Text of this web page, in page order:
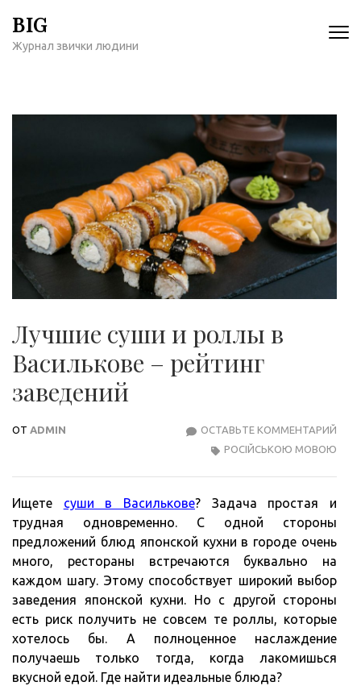
содержимому
BIG
Журнал звички людини
Лучшие суши и роллы в
Василькове – рейтинг
заведений
ОТ ADMIN ОСТАВЬТЕ КОММЕНТАРИЙ
РОСІЙСЬКОЮ МОВОЮ
Ищете суши в Василькове? Задача простая и
трудная одновременно. С одной стороны
предложений блюд японской кухни в городе очень
много, рестораны встречаются буквально на
каждом шагу. Этому способствует широкий выбор
заведения японской кухни. Но с другой стороны
есть риск получить не совсем те роллы, которые
хотелось бы. А полноценное наслаждение
получаешь только тогда, когда лакомишься
вкусной едой. Где найти идеальные блюда?